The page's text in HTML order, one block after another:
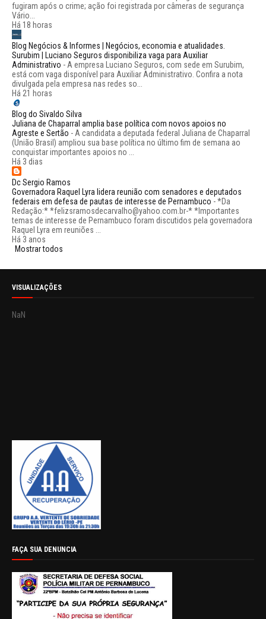
fugiram após o crime; ação foi registrada por câmeras de segurança
Vário...
Há 18 horas
Blog Negócios & Informes | Negócios, economia e atualidades.
Surubim | Luciano Seguros disponibiliza vaga para Auxiliar
Administrativo - A empresa Luciano Seguros, com sede em Surubim,
está com vaga disponível para Auxiliar Administrativo. Confira a nota
divulgada pela empresa nas redes so...
Há 21 horas
Blog do Sivaldo Silva
Juliana de Chaparral amplia base política com novos apoios no
Agreste e Sertão - A candidata a deputada federal Juliana de Chaparral
(União Brasil) ampliou sua base política no último fim de semana ao
conquistar importantes apoios no ...
Há 3 dias
Dc Sergio Ramos
Governadora Raquel Lyra lidera reunião com senadores e deputados
federais em defesa de pautas de interesse de Pernambuco -*Da
Redação:* *felizsramosdecarvalho@yahoo.com.br-* *Importantes
temas de interesse de Pernambuco foram discutidos pela governadora
Raquel Lyra em reuniões ...
Há 3 anos
Mostrar todos
VISUALIZAÇÕES
NaN
FAÇA SUA DENUNCIA